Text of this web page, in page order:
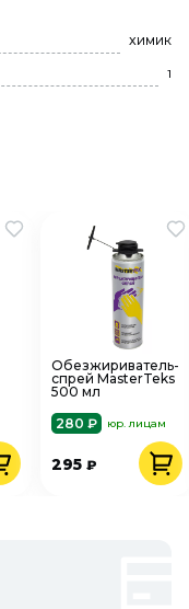
ХИМИК
1
Обезжириватель-
спрей MasterTeks
500 мл
280 ₽
юр. лицам
295 ₽